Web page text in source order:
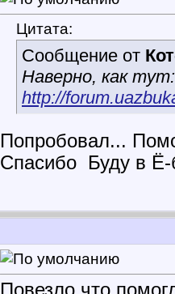
Цитата:
Сообщение от
Наверно, как тут:
http://
Попробовал...
Спасибо
Буду в